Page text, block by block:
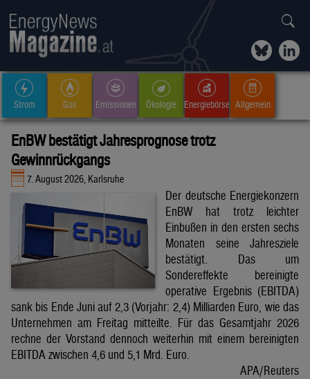
Strom Gas Emissionen Ökologie Energiebörse Allgemein
EnBW bestätigt Jahresprognose trotz
Gewinnrückgangs
7. August 2026, Karlsruhe
Der deutsche Energiekonzern
EnBW hat trotz leichter
Einbußen in den ersten sechs
Monaten seine Jahresziele
bestätigt. Das um
Sondereffekte bereinigte
operative Ergebnis (EBITDA)
sank bis Ende Juni auf 2,3 (Vorjahr: 2,4) Milliarden Euro, wie das
Unternehmen am Freitag mitteilte. Für das Gesamtjahr 2026
rechne der Vorstand dennoch weiterhin mit einem bereinigten
EBITDA zwischen 4,6 und 5,1 Mrd. Euro.
APA/Reuters